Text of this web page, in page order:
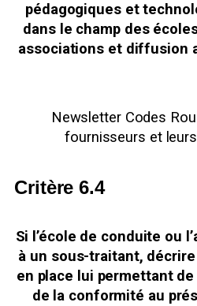
pédagogiques et
dans le champ des
associations et diffusion
Newsletter Codes
fournisseurs et
Critère 6.4
Si l’école de conduite ou
à un sous-traitant,
en place lui permettant
de la conformité au